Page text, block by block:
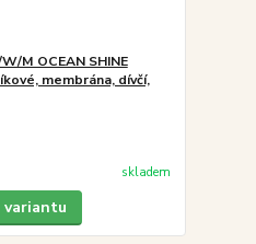
M OCEAN SHINE
membrána, dívčí,
skladem